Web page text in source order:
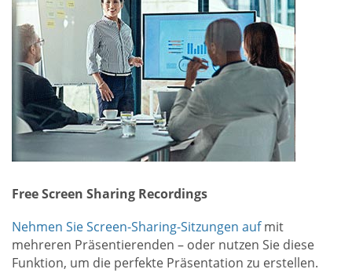
Free Screen Sharing Recordings
Nehmen Sie Screen-Sharing-Sitzungen aufmit
mehreren Präsentierenden – oder nutzen Sie diese
Funktion, um die perfekte Präsentation zu erstellen.